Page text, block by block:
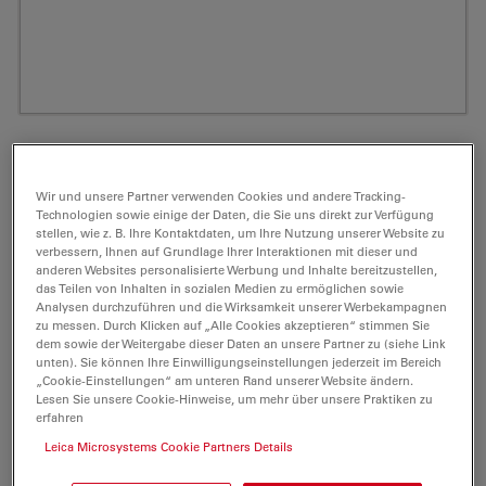
ATTO 532 Alkin Fluoreszenzmarker 1 mg
Produkt No. AD-532-141
hervorragender Wasserlöslichkeit.
Wir und unsere Partner verwenden Cookies und andere Tracking-
Technologien sowie einige der Daten, die Sie uns direkt zur Verfügung
stellen, wie z. B. Ihre Kontaktdaten, um Ihre Nutzung unserer Website zu
verbessern, Ihnen auf Grundlage Ihrer Interaktionen mit dieser und
anderen Websites personalisierte Werbung und Inhalte bereitzustellen,
das Teilen von Inhalten in sozialen Medien zu ermöglichen sowie
Analysen durchzuführen und die Wirksamkeit unserer Werbekampagnen
zu messen. Durch Klicken auf „Alle Cookies akzeptieren“ stimmen Sie
dem sowie der Weitergabe dieser Daten an unsere Partner zu (siehe Link
unten). Sie können Ihre Einwilligungseinstellungen jederzeit im Bereich
„Cookie-Einstellungen“ am unteren Rand unserer Website ändern.
Lesen Sie unsere Cookie-Hinweise, um mehr über unsere Praktiken zu
erfahren
Leica Microsystems Cookie Partners Details